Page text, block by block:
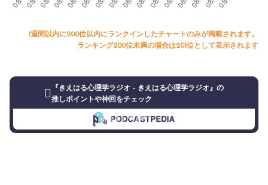
1週間以内に200位以内にランクインしたチャートのみが掲載されます。
ランキング200位未満の場合は201位として表示されます
『きえはる心理学ラジオ - きえはる心理学ラジオ』の
推しポイントや神回をチェック